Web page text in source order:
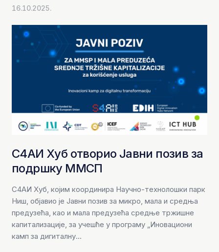
16.10.2025.
С4АИ Хуб отворио Јавни позив за
подршку ММСП
С4АИ Хуб, којим координира Научно-технолошки парк
Ниш, објавио је Јавни позив за микро, мала и средња
предузећа, као и мала предузећа средње тржишне
капитализације, за учешће у програму „Иновациони
камп за дигиталну...